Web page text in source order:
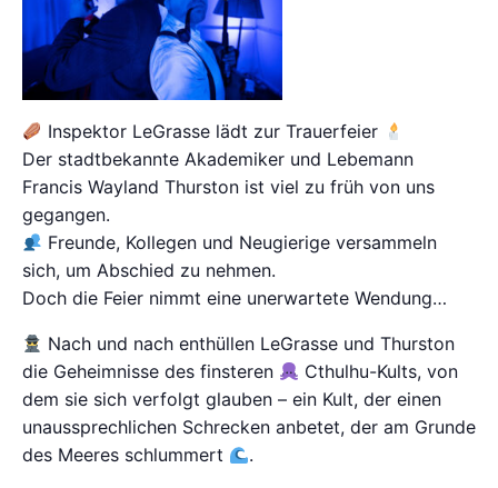
Inspektor LeGrasse lädt zur Trauerfeier
Der stadtbekannte Akademiker und Lebemann
Francis Wayland Thurston ist viel zu früh von uns
gegangen.
Freunde, Kollegen und Neugierige versammeln
sich, um Abschied zu nehmen.
Doch die Feier nimmt eine unerwartete Wendung…
Nach und nach enthüllen LeGrasse und Thurston
die Geheimnisse des finsteren
Cthulhu-Kults, von
dem sie sich verfolgt glauben – ein Kult, der einen
unaussprechlichen Schrecken anbetet, der am Grunde
des Meeres schlummert
.